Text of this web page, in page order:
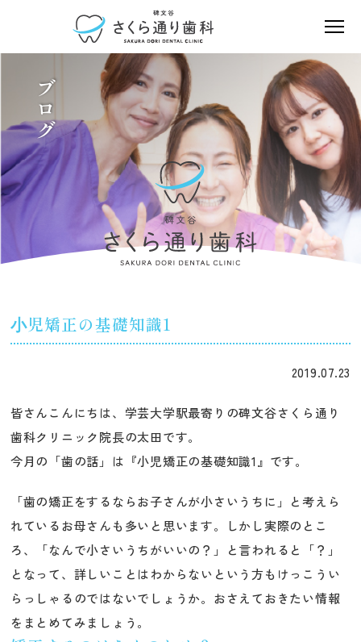
ブログ
⼩児矯正の基礎知識1
2019.07.23
皆さんこんにちは、学芸大学駅最寄りの碑文谷さくら通り
歯科クリニック院長の太田です。
今月の「歯の話」は『小児矯正の基礎知識1』です。
「歯の矯正をするならお子さんが小さいうちに」と考えら
れているお母さんも多いと思います。しかし実際のとこ
ろ、「なんで小さいうちがいいの？」と言われると「？」
となって、詳しいことはわからないという方もけっこうい
らっしゃるのではないでしょうか。おさえておきたい情報
をまとめてみましょう。